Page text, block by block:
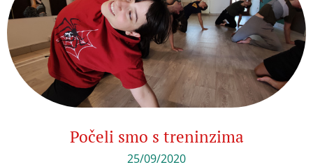
Počeli smo s treninzima
25/09/2020